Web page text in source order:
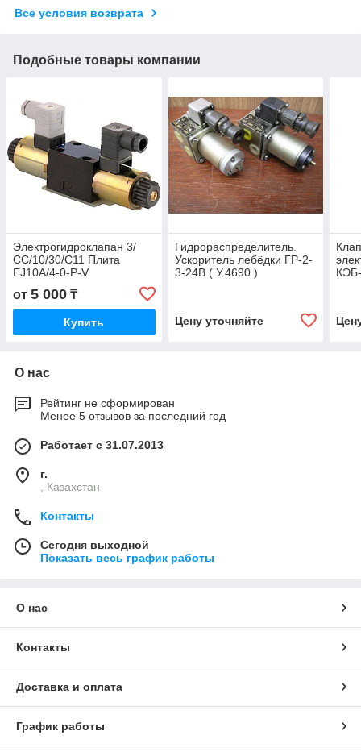
Все условия возврата
Подобные товары компании
Электрогидроклапан 3/
СС/10/30/С11 Плита
EJ10A/4-0-P-V
Распределитель BIN19 24
Vcc Электромагнит
от 5 000 ₸
Купить
Гидрораспределитель.
Ускоритель лебёдки ГР-2-
3-24В ( У.4690 )
Цену уточняйте
О нас
Рейтинг не сформирован
Менее 5 отзывов за последний год
Работает с 31.07.2013
г.
, Казахстан
Контакты
Сегодня выходной
Показать весь график работы
О нас
Контакты
Доставка и оплата
График работы